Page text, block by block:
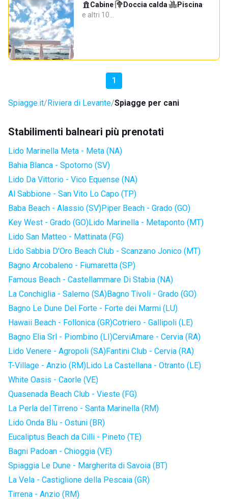
Cabine· Doccia calda· Piscina·
e altri 10…
1
Spiagge.it Riviera di Levante Spiagge per cani
Stabilimenti balneari più prenotati
Lido Marinella Meta - Meta (NA)
Bahia Blanca - Spotorno (SV)
Lido Da Vittorio - Vico Equense (NA)
Al Sabbione - San Vito Lo Capo (TP)
Baba Beach - Alassio (SV)Piper Beach - Grado (GO)
Key West - Grado (GO)Lido Marinella - Metaponto (MT)
Lido San Matteo - Mattinata (FG)
Lido Sabbia D'Oro Beach Club - Scanzano Jonico (MT)
Bagno Arcobaleno - Fiumaretta (SP)
Famous Beach - Castellammare Di Stabia (NA)
La Conchiglia - Salerno (SA)Bagno Tivoli - Grado (GO)
Bagno Le Dune Del Forte - Forte dei Marmi (LU)
Hawaii Beach - Follonica (GR)Cotriero - Gallipoli (LE)
Bagno Elia Srl - Piombino (LI)CerviAmare - Cervia (RA)
Lido Venere - Agropoli (SA)Fantini Club - Cervia (RA)
T-Village - Anzio (RM)Lido La Castellana - Otranto (LE)
White Oasis - Caorle (VE)
Quasenada Beach Club - Vieste (FG)
La Perla del Tirreno - Santa Marinella (RM)
Lido Onda Blu - Ostuni (BR)
Eucaliptus Beach da Cilli - Pineto (TE)
Bagni Padoan - Chioggia (VE)
Spiaggia Le Dune - Margherita di Savoia (BT)
La Vela - Castiglione della Pescaia (GR)
Tirrena - Anzio (RM)